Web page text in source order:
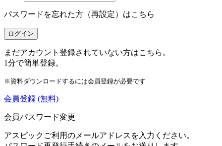
パスワードを忘れた方（再設定）はこちら
ログイン
まだアカウント登録されていない方はこちら。
1分で簡単登録。
※資料ダウンロードするには会員登録が必要です
会員登録 (無料)
会員パスワード変更
アスピックご利用のメールアドレスを入力ください。